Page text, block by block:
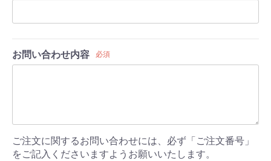
お問い合わせ内容 必須
ご注文に関するお問い合わせには、必ず「ご注文番号」
をご記入くださいますようお願いいたします。